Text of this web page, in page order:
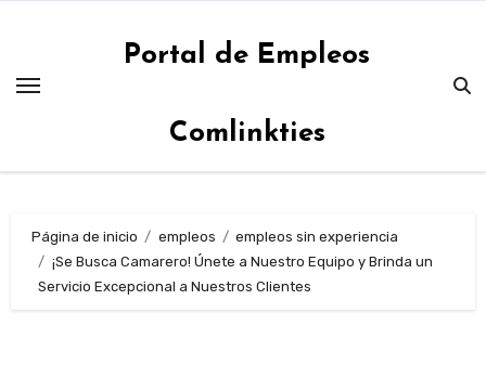
contenido
Portal de Empleos
Comlinkties
Página de inicio empleos
empleos sin experiencia
¡Se Busca Camarero! Únete a Nuestro Equipo y Brinda un
Servicio Excepcional a Nuestros Clientes